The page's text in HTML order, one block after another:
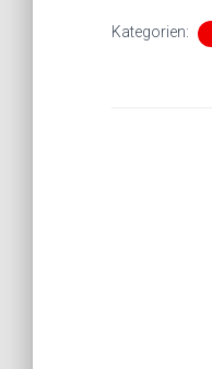
Kategorien: